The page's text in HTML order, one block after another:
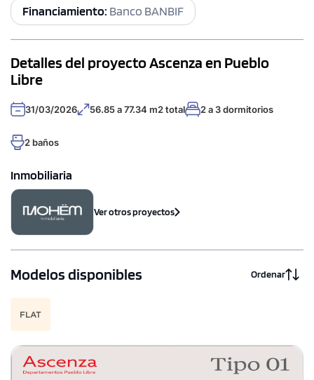
Financiamiento: Banco BANBIF
Detalles del proyecto Ascenza en Pueblo
Libre
31/03/2026 56.85 a 77.34 m2 total 2 a 3 dormitorios
2 baños
Inmobiliaria
Ver otros proyectos
Modelos disponibles Ordenar
FLAT